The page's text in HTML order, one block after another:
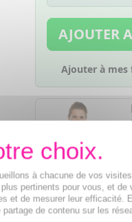
AJOUTER
Ajouter à mes
Vos avantages
à chacune de vos
pertinents pour vous, et
et de mesurer leur efficacité.
de contenu sur les